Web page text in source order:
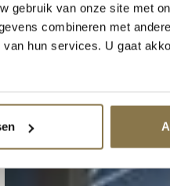
gebruik van onze site met
combineren met
hun services. U gaat